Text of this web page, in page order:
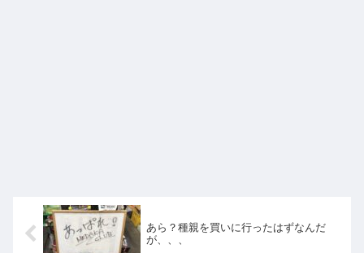
あら？種親を買いに行ったはずなんだ
が、、、